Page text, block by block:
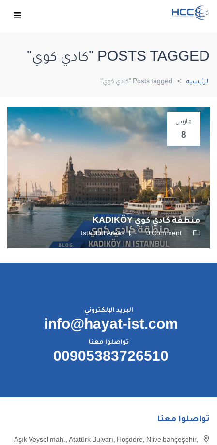
POSTS TAGGED "كادي كوي"
الرئيسية Posts tagged "كادي كوي"
مارس
8
منطقة كادي كوي KADIKÖY
Istanbul Areas 0 Comment
البريد الإلكتروني
info@hayat-ist.com
تواصلوا معنا
00905383726510
تواصلوا معنا
Aşık Veysel mah., Atatürk Bulvarı, Hoşdere, Nlive bahçeşehir,